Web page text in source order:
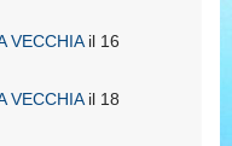
VECCHIAil 16
VECCHIAil 18